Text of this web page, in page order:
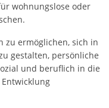
wohnungslose oder
zu ermöglichen, sich in
gestalten, persönliche
und beruflich in die